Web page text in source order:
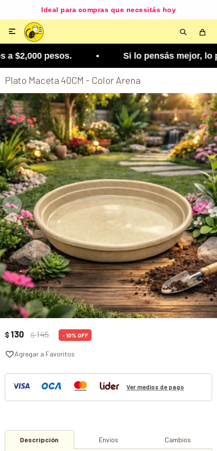
Ideal para compras que necesitás hoy

$2,000 pesos. • Si lo pensás mejor, lo
Plato Maceta 40CM - Color Arena
$ 130 $145 10
Ver medios de pago
Descripción Envíos Cambios